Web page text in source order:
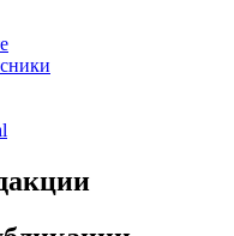
2015
2015
2015
2015
2015Название трансляции